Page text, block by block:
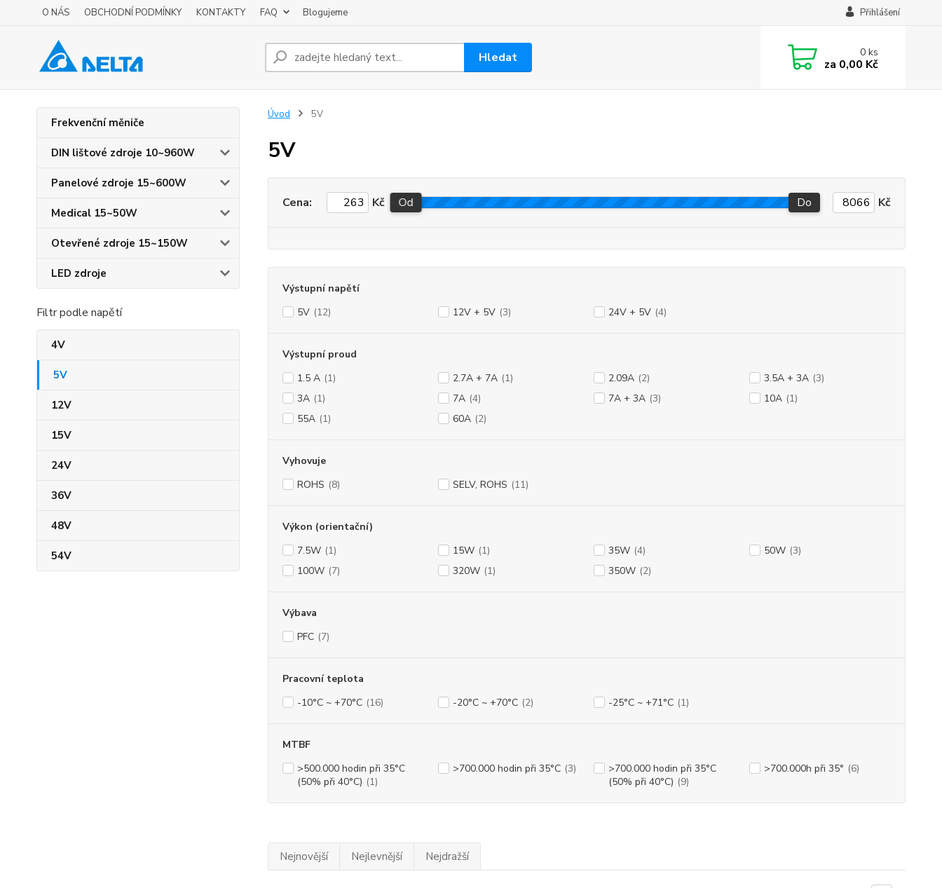
O NÁS OBCHODNÍ PODMÍNKY KONTAKTY FAQ Blogujeme Přihlášení
Hledat 0ks
za 0,00 Kč
Frekvenční měniče
DIN lištové zdroje 10~960W
Panelové zdroje 15~600W
Medical 15~50W
Otevřené zdroje 15~150W
LED zdroje
Filtr podle napětí
4V
5V
12V
15V
24V
36V
48V
54V
Úvod 5V
5V
Cena: Kč Od Do Kč
Výstupní napětí
5V (12) 12V + 5V (3) 24V + 5V (4)
Výstupní proud
1.5 A (1) 2.7A + 7A (1) 2.09A (2) 3.5A + 3A (3)
3A (1) 7A (4) 7A + 3A (3) 10A (1)
55A (1) 60A (2)
Vyhovuje
ROHS (8) SELV, ROHS (11)
Výkon (orientační)
7.5W (1) 15W (1) 35W (4) 50W (3)
100W (7) 320W (1) 350W (2)
Výbava
PFC (7)
Pracovní teplota
-10°C ~ +70°C (16) -20°C ~ +70°C (2) -25°C ~ +71°C (1)
MTBF
>500.000 hodin při 35°C
(50% při 40°C) (1)
>700.000 hodin při 35°C (3)
>700.000 hodin při 35°C
(50% při 40°C) (9)
>700.000h při 35° (6)
Nejnovější Nejlevnější Nejdražší